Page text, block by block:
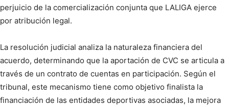
perjuicio de la comercialización conjunta que LALIGA ejerce
por atribución legal.
La resolución judicial analiza la naturaleza financiera del
acuerdo, determinando que la aportación de CVC se articula a
través de un contrato de cuentas en participación. Según el
tribunal, este mecanismo tiene como objetivo finalista la
financiación de las entidades deportivas asociadas, la mejora